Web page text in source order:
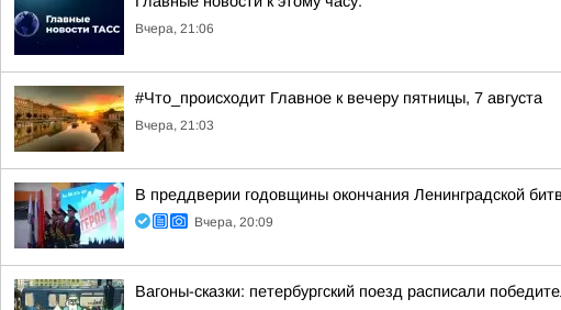
Вчера, 21:06
#Что_происходит Главное к вечеру пятницы, 7 августа
Вчера, 21:03
В преддверии годовщины окончания Ленинградской
Вчера, 20:09
Вагоны-сказки: петербургский поезд расписали